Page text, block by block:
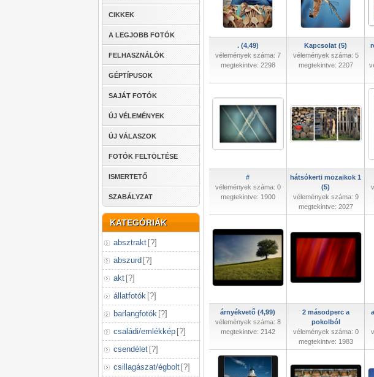
CIKKEK
A LEGJOBB FOTÓK
FELHASZNÁLÓK
GÉPTÍPUSOK
SAJÁT FOTÓK
ÚJ VÉLEMÉNYEK
ÚJ VÁLASZOK
FOTÓK FELTÖLTÉSE
ISMERTETŐ
SZABÁLYZAT
KATEGÓRIÁK
absztrakt [?]
abszurd [?]
akt [?]
állatfotók [?]
barlangfotók [?]
családi/emlékkép [?]
csendélet [?]
csillagászat/égbolt [?]
. (4,49)
vélemények száma: 7
megtekintve: 2298
Kapcsolat (5)
vélemények száma: 5
megtekintve: 2207
#
vélemények száma: 0
megtekintve: 1900
hátsókerti mozaikok 1
(5)
vélemények száma: 9
megtekintve: 2027
árnyékvető (4,99)
vélemények száma: 8
megtekintve: 2142
2 másodperc a
pokolból
vélemények száma: 0
megtekintve: 1983